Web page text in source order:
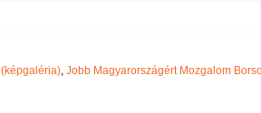
(képgaléria), Jobb Magyarországért Mozgalom